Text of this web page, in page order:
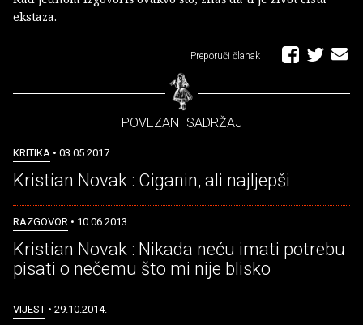
ekstaza.
Preporuči članak
– POVEZANI SADRŽAJ –
KRITIKA • 03.05.2017.
Kristian Novak : Ciganin, ali najljepši
RAZGOVOR • 10.06.2013.
Kristian Novak : Nikada neću imati potrebu
pisati o nečemu što mi nije blisko
VIJEST • 29.10.2014.